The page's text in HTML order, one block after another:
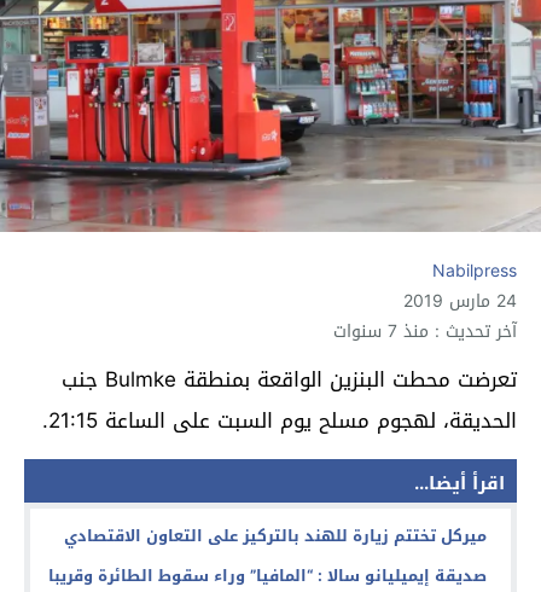
Nabilpress
24 مارس 2019
آخر تحديث : منذ 7 سنوات
تعرضت محطت البنزين الواقعة بمنطقة Bulmke جنب
الحديقة، لهجوم مسلح يوم السبت على الساعة 21:15.
اقرأ أيضا...
ميركل تختتم زيارة للهند بالتركيز على التعاون الاقتصادي
صديقة إيميليانو سالا : “المافيا” وراء سقوط الطائرة وقريبا